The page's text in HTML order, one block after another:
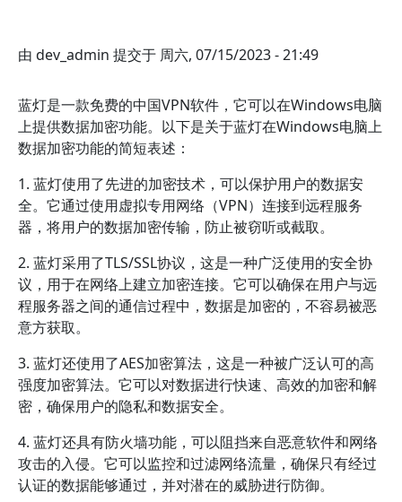
由 dev_admin 提交于 周六, 07/15/2023 - 21:49
蓝灯是一款免费的中国VPN软件，它可以在Windows电脑
上提供数据加密功能。以下是关于蓝灯在Windows电脑上
数据加密功能的简短表述：
1. 蓝灯使用了先进的加密技术，可以保护用户的数据安
全。它通过使用虚拟专用网络（VPN）连接到远程服务
器，将用户的数据加密传输，防止被窃听或截取。
2. 蓝灯采用了TLS/SSL协议，这是一种广泛使用的安全协
议，用于在网络上建立加密连接。它可以确保在用户与远
程服务器之间的通信过程中，数据是加密的，不容易被恶
意方获取。
3. 蓝灯还使用了AES加密算法，这是一种被广泛认可的高
强度加密算法。它可以对数据进行快速、高效的加密和解
密，确保用户的隐私和数据安全。
4. 蓝灯还具有防火墙功能，可以阻挡来自恶意软件和网络
攻击的入侵。它可以监控和过滤网络流量，确保只有经过
认证的数据能够通过，并对潜在的威胁进行防御。